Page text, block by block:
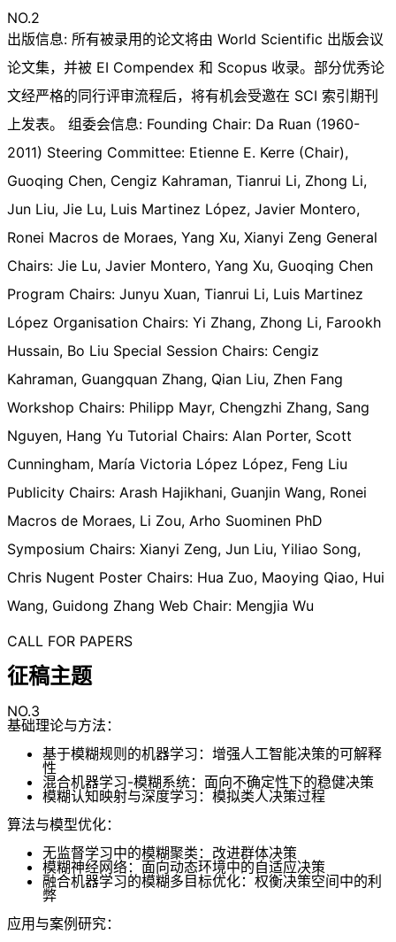
NO.2
出版信息: 所有被录用的论文将由 World Scientific 出版会议
论文集，并被 EI Compendex 和 Scopus 收录。部分优秀论
文经严格的同行评审流程后，将有机会受邀在 SCI 索引期刊
上发表。 组委会信息: Founding Chair: Da Ruan (1960-
2011) Steering Committee: Etienne E. Kerre (Chair),
Guoqing Chen, Cengiz Kahraman, Tianrui Li, Zhong Li,
Jun Liu, Jie Lu, Luis Martinez López, Javier Montero,
Ronei Macros de Moraes, Yang Xu, Xianyi Zeng General
Chairs: Jie Lu, Javier Montero, Yang Xu, Guoqing Chen
Program Chairs: Junyu Xuan, Tianrui Li, Luis Martinez
López Organisation Chairs: Yi Zhang, Zhong Li, Farookh
Hussain, Bo Liu Special Session Chairs: Cengiz
Kahraman, Guangquan Zhang, Qian Liu, Zhen Fang
Workshop Chairs: Philipp Mayr, Chengzhi Zhang, Sang
Nguyen, Hang Yu Tutorial Chairs: Alan Porter, Scott
Cunningham, María Victoria López López, Feng Liu
Publicity Chairs: Arash Hajikhani, Guanjin Wang, Ronei
Macros de Moraes, Li Zou, Arho Suominen PhD
Symposium Chairs: Xianyi Zeng, Jun Liu, Yiliao Song,
Chris Nugent Poster Chairs: Hua Zuo, Maoying Qiao, Hui
Wang, Guidong Zhang Web Chair: Mengjia Wu
CALL FOR PAPERS
征稿主题
NO.3
基础理论与方法：
基于模糊规则的机器学习：增强人工智能决策的可解释
性
混合机器学习-模糊系统：面向不确定性下的稳健决策
模糊认知映射与深度学习：模拟类人决策过程
算法与模型优化：
无监督学习中的模糊聚类：改进群体决策
模糊神经网络：面向动态环境中的自适应决策
融合机器学习的模糊多目标优化：权衡决策空间中的利
弊
应用与案例研究：